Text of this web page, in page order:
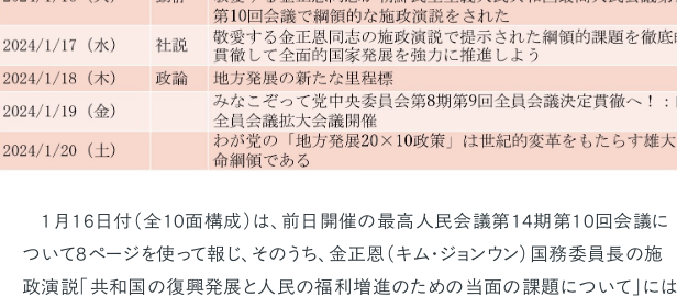
1月16日付（全10面構成）は、前日開催の最高人民会議第14期第10回会議に
ついて8ページを使って報じ、そのうち、金正恩（キム・ジョンウン）国務委員長の施
政演説「共和国の復興発展と人民の福利増進のための当面の課題について」には